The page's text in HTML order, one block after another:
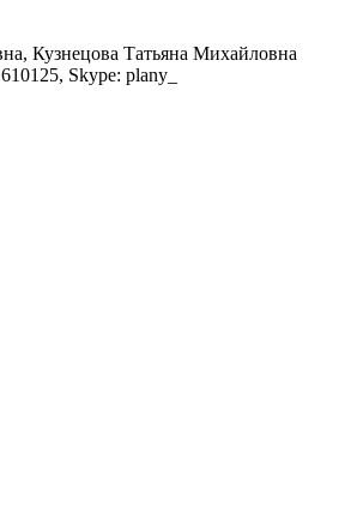
Кузнецова Татьяна Михайловна
Skype: plany_